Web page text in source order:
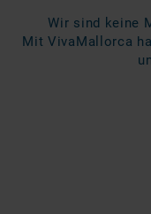
Wir sind keine
Mit VivaMallorca